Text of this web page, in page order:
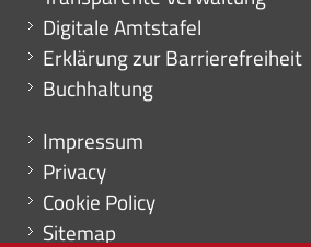
Digitale Amtstafel
Erklärung zur Barrierefreiheit
Buchhaltung
Menu footer
Impressum
Privacy
Cookie Policy
Sitemap